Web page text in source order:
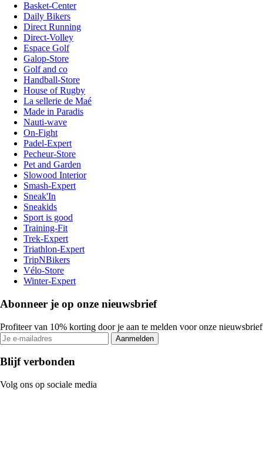
Basket-Center
Daily Bikers
Direct Running
Direct-Volley
Espace Golf
Galop-Store
Golf and co
Handball-Store
House of Rugby
La sellerie de Maé
Made in Paradis
Nauti-wave
On-Fight
Padel-Expert
Pecheur-Store
Pet and Garden
Slowood Interior
Smash-Expert
Sneak'In
Sneakids
Sport is good
Training-Fit
Trek-Expert
Triathlon-Expert
TripNBikers
Vélo-Store
Winter-Expert
Abonneer je op onze nieuwsbrief
Profiteer van 10% korting door je aan te melden voor onze nieuwsbrief
Aanmelden
Blijf verbonden
Volg ons op sociale media